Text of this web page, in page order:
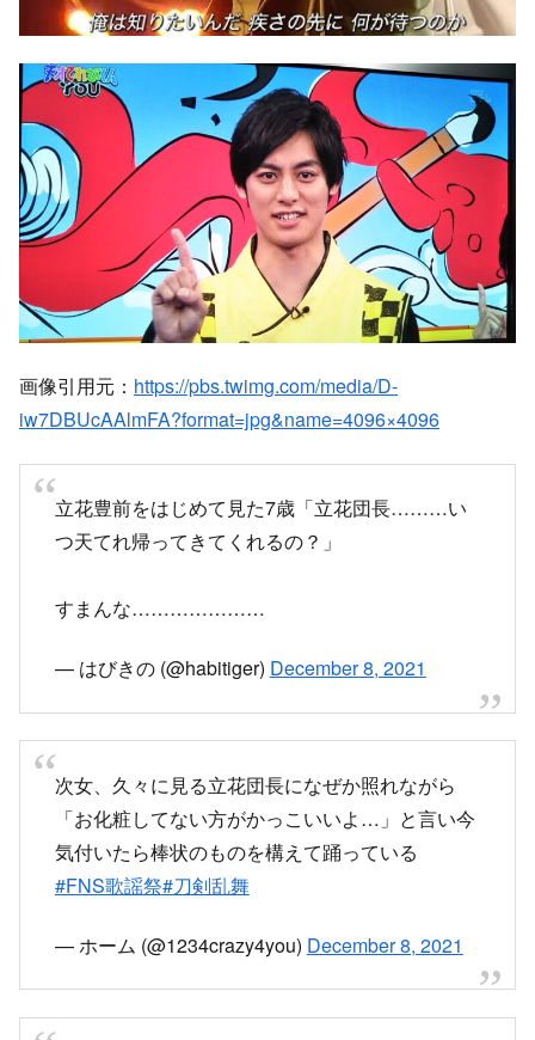
画像引用元： https://pbs.twimg.com/media/D-
iw7DBUcAAlmFA?format=jpg&name=4096×4096
立花豊前をはじめて見た7歳「立花団長………い
つ天てれ帰ってきてくれるの？」
すまんな…………………
— はびきの (@habitiger) December 8, 2021
次女、久々に見る立花団長になぜか照れながら
「お化粧してない方がかっこいいよ…」と言い今
気付いたら棒状のものを構えて踊っている
#FNS歌謡祭#刀剣乱舞
— ホーム (@1234crazy4you) December 8, 2021